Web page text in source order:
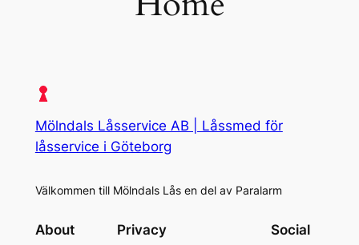
Mölndals Låsservice AB | Låssmed för
låsservice i Göteborg
Välkommen till Mölndals Lås en del av Paralarm
About Privacy Social